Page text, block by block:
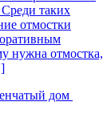
Среди таких
отмостки
нужна отмостка,
дом